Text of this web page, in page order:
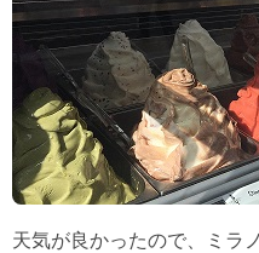
天気が良かったので、ミラ